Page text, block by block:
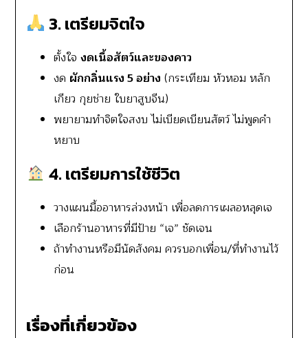
3. เตรียมจิตใจ
ตั้งใจงดเนื้อสัตว์และของคาว
งด ผักกลิ่นแรง 5 อย่าง (กระเทียม หัวหอม หลัก
เกียว กุยช่าย ใบยาสูบจีน)
พยายามทำจิตใจสงบ ไม่เบียดเบียนสัตว์ ไม่พูดคำ
หยาบ
4. เตรียมการใช้ชีวิต
วางแผนมื้ออาหารล่วงหน้า เพื่อลดการเผลอหลุดเจ
เลือกร้านอาหารที่มีป้าย “เจ” ชัดเจน
ถ้าทำงานหรือมีนัดสังคม ควรบอกเพื่อน/ที่ทำงานไว้
ก่อน
เรื่องที่เกี่ยวข้อง